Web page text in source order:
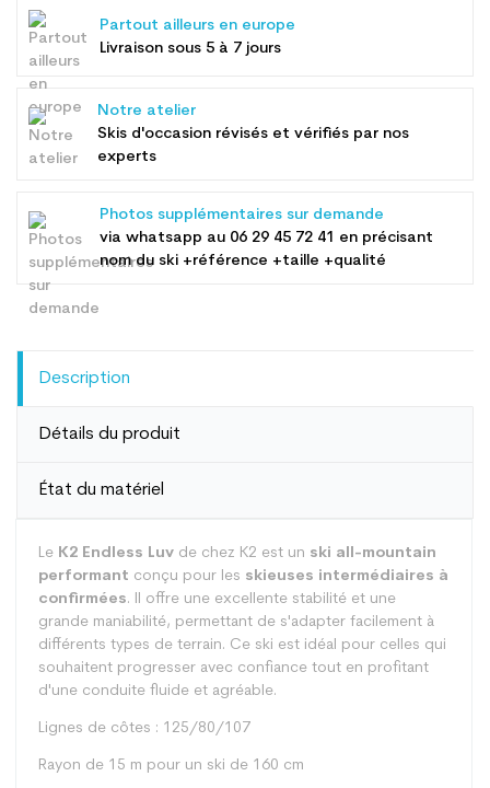
Partout ailleurs en europe
Livraison sous 5 à 7 jours
Notre atelier
Skis d'occasion révisés et vérifiés par nos
experts
Photos supplémentaires sur demande
via whatsapp au 06 29 45 72 41 en précisant
nom du ski +référence +taille +qualité
Description
Détails du produit
État du matériel
Le K2 Endless Luv de chez K2 est un ski all-mountain
performant conçu pour les skieuses intermédiaires à
confirmées. Il offre une excellente stabilité et une
grande maniabilité, permettant de s'adapter facilement à
différents types de terrain. Ce ski est idéal pour celles qui
souhaitent progresser avec confiance tout en profitant
d'une conduite fluide et agréable.
Lignes de côtes : 125/80/107
Rayon de 15 m pour un ski de 160 cm